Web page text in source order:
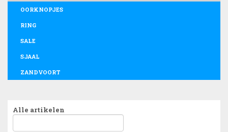
OORKNOPJES
RING
SALE
SJAAL
ZANDVOORT
Alle artikelen